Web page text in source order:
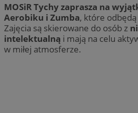
MOSiR Tychy zaprasza na
Aerobiku i Zumba, które
Zajęcia są skierowane do osób z
intelektualną i mają na celu
w miłej atmosferze.